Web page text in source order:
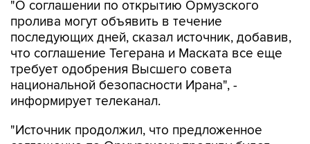
последующих дней, сказал источник, добавив,
что соглашение Тегерана и Маската все еще
требует одобрения Высшего совета
национальной безопасности Ирана", -
информирует телеканал.
"Источник продолжил, что предложенное
действовать 60 дней, оно нацелено на